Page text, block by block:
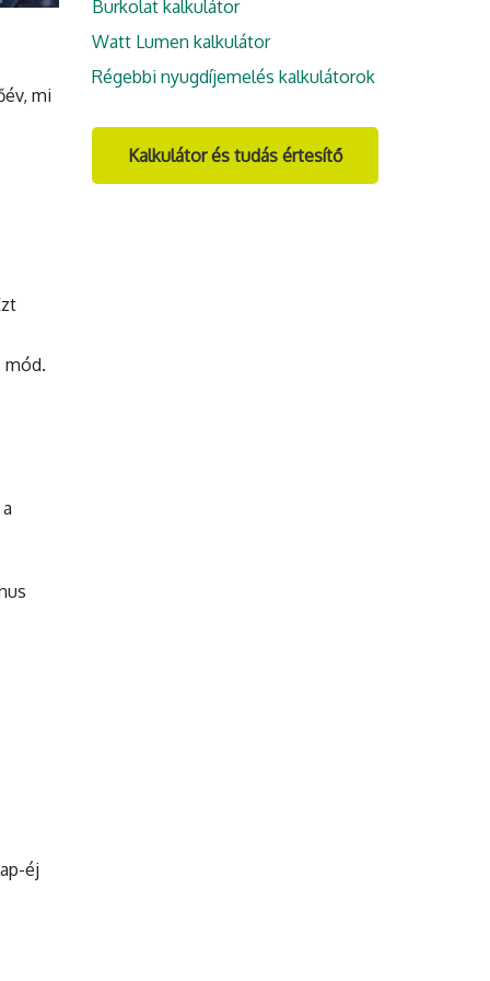
mi
mód.
éj
Burkolat kalkulátor
Watt Lumen kalkulátor
Régebbi nyugdíjemelés kalkulátorok
Kalkulátor és tudás értesítő